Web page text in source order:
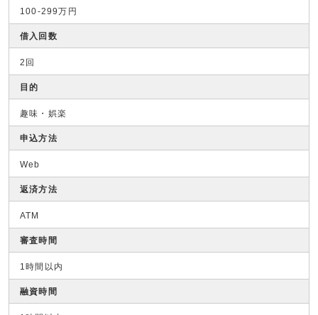
100-299万円
借入回数
2回
目的
趣味・娯楽
申込方法
Web
返済方法
ATM
審査時間
1時間以内
融資時間